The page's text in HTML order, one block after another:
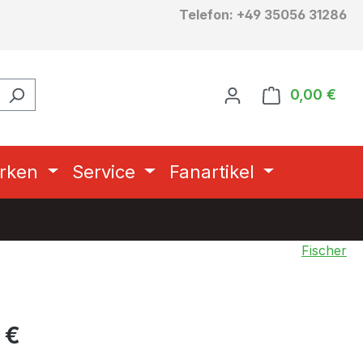
Telefon: +49 35056 31286
0,00 €
Service Fanartikel
Fischer
€